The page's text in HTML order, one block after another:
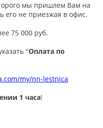
мы пришлем Вам на
его не приезжая в офис.
75 000 руб.
"Оплата по
my/nn-lestnica
1 часа!